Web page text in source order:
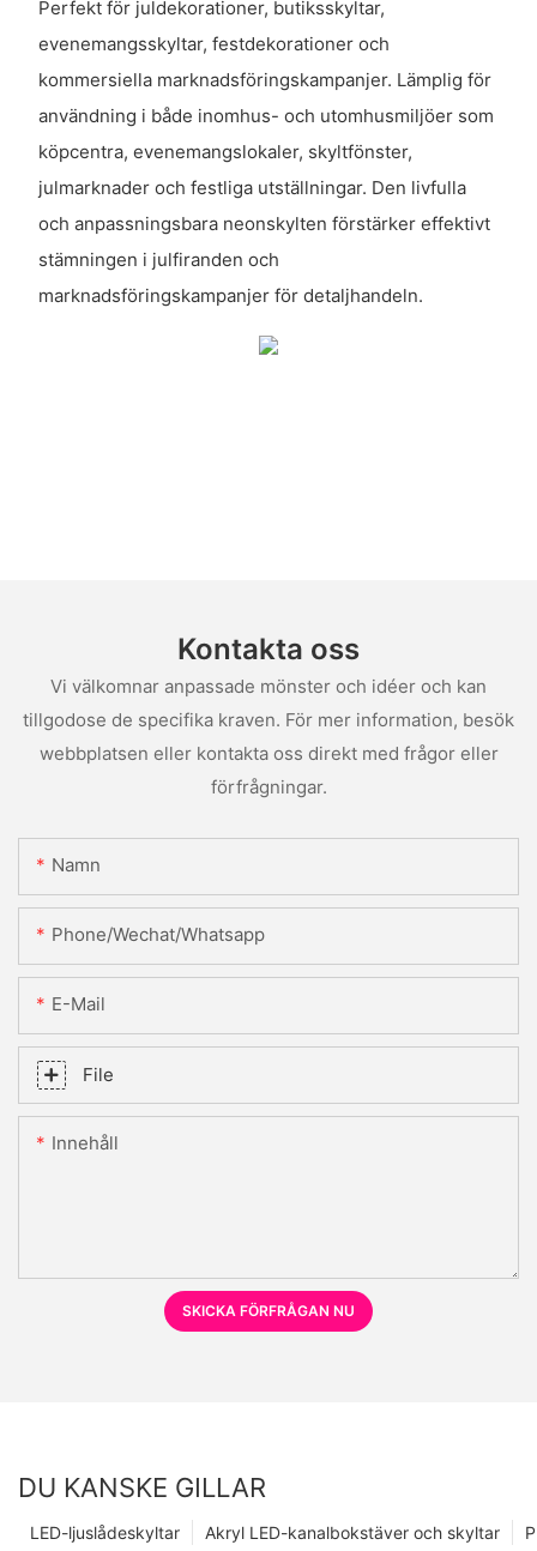
Perfekt för juldekorationer, butiksskyltar,
evenemangsskyltar, festdekorationer och
kommersiella marknadsföringskampanjer. Lämplig för
användning i både inomhus- och utomhusmiljöer som
köpcentra, evenemangslokaler, skyltfönster,
julmarknader och festliga utställningar. Den livfulla
och anpassningsbara neonskylten förstärker effektivt
stämningen i julfiranden och
marknadsföringskampanjer för detaljhandeln.
Kontakta oss
Vi välkomnar anpassade mönster och idéer och kan
tillgodose de specifika kraven. För mer information, besök
webbplatsen eller kontakta oss direkt med frågor eller
förfrågningar.
Namn
Phone/Wechat/Whatsapp
E-Mail
File
Innehåll
SKICKA FÖRFRÅGAN NU
DU KANSKE GILLAR
Akryl LED-kanalbokstäver och skyltar
LED-ljuslådeskyltar